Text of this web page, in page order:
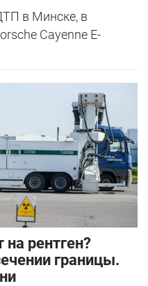
в Минске, в
Cayenne E-
рентген?
границы.